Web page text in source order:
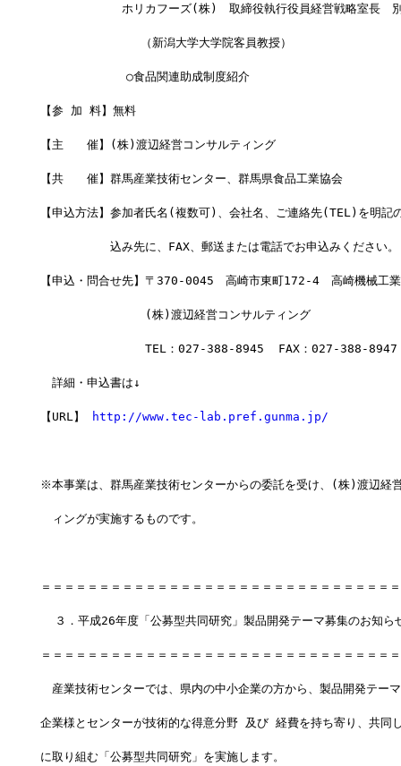
ホリカフーズ(株)　取締役執行役員経営戦略室長　
              （新潟大学大学院客員教授）
            ○食品関連助成制度紹介
【参 加 料】無料
【主　　催】(株)渡辺経営コンサルティング
【共　　催】群馬産業技術センター、群馬県食品工業協会
【申込方法】参加者氏名(複数可)、会社名、ご連絡先(TEL)を明記
込み先に、FAX、郵送または電話でお申込みください。
【申込・問合せ先】〒370-0045　高崎市東町172-4　高崎機械工
(株)渡辺経営コンサルティング
TEL：027-388-8945  FAX：027-388-8947
詳細・申込書は↓
【URL】 http://www.tec-lab.pref.gunma.jp/
※本事業は、群馬産業技術センターからの委託を受け、(株)渡辺経
ィングが実施するものです。
＝＝＝＝＝＝＝＝＝＝＝＝＝＝＝＝＝＝＝＝＝＝＝＝＝＝＝＝＝＝
３．平成26年度「公募型共同研究」製品開発テーマ募集のお知ら
＝＝＝＝＝＝＝＝＝＝＝＝＝＝＝＝＝＝＝＝＝＝＝＝＝＝＝＝＝＝
産業技術センターでは、県内の中小企業の方から、製品開発テー
企業様とセンターが技術的な得意分野 及び 経費を持ち寄り、共同
に取り組む「公募型共同研究」を実施します。